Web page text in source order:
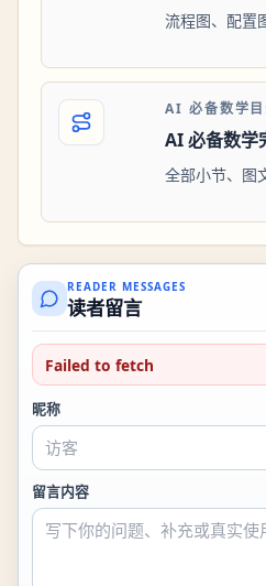
流程图、配置
AI 必备数学目
AI 必备数学
全部小节、图
READER MESSAGES
读者留言
Failed to fetch
昵称
留言内容